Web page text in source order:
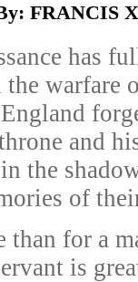
FRANCIS
has
warfare
and
the
of
than for a
is